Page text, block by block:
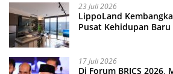
23 Juli 2026
LippoLand
Pusat Kehidupan
17 Juli 2026
Di Forum BRICS 2026,